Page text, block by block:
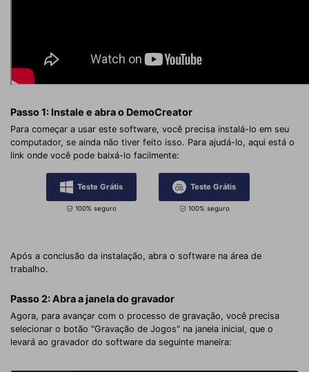
Passo 1: Instale e abra o DemoCreator
Para começar a usar este software, você precisa instalá-lo em seu
computador, se ainda não tiver feito isso. Para ajudá-lo, aqui está o
link onde você pode baixá-lo facilmente:
Teste Grátis
100% seguro
Teste Grátis
100% seguro
Após a conclusão da instalação, abra o software na área de
trabalho.
Passo 2: Abra a janela do gravador
Agora, para avançar com o processo de gravação, você precisa
selecionar o botão "Gravação de Jogos" na janela inicial, que o
levará ao gravador do software da seguinte maneira: